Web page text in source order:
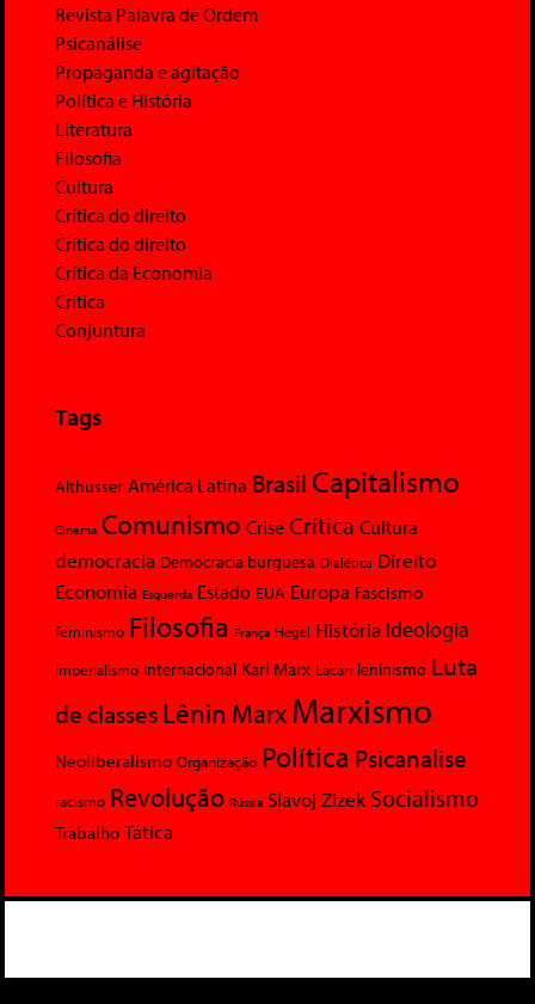
Revista Palavra de Ordem
Psicanálise
Propaganda e agitação
Política e História
Literatura
Filosofia
Cultura
Crítica do direito
Crítica do direito
Crítica da Economia
Crítica
Conjuntura
Tags
Althusser América Latina Brasil Capitalismo
Cinema Comunismo Crise Crítica Cultura
democracia Democracia burguesa Dialética Direito
Economia Esquerda Estado EUA Europa Fascismo
feminismo Filosofia França Hegel História Ideologia
Imperialismo Internacional Karl Marx Lacan leninismo Luta
de classesLênin MarxMarxismo
Neoliberalismo Organização Política Psicanalise
racismo Revolução Rússia Slavoj Zizek Socialismo
Trabalho Tática